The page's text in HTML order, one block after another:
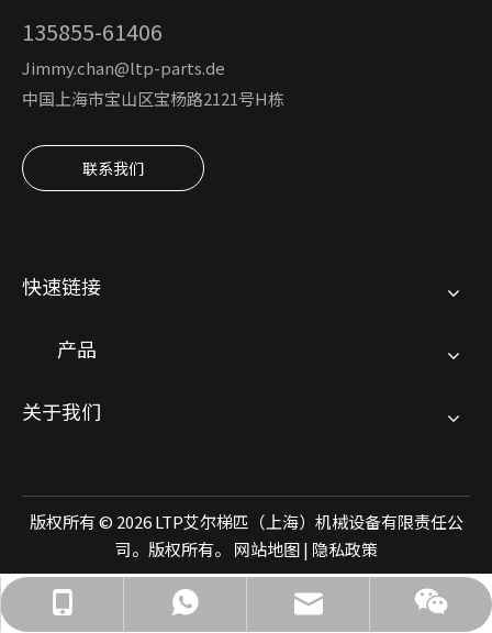
135855-61406
Jimmy.chan@ltp-parts.de
中国上海市宝山区宝杨路2121号H栋
联系我们
快速链接
产品
关于我们
版权所有 © 2026LTP艾尔梯匹（上海）机械设备有限责任公
司。版权所有。 网站地图| 隐私政策
13585561406
13585561406
jimmy.chan@ltp-parts.de